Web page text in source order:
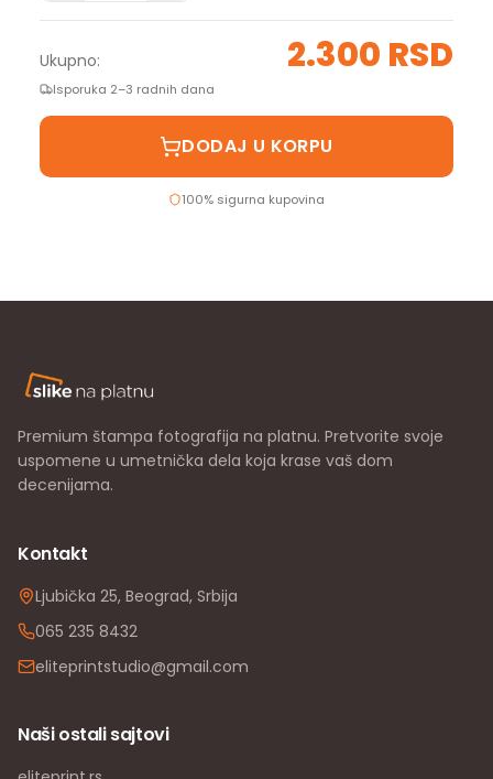
Ukupno: 2.300 RSD
Isporuka 2–3 radnih dana
DODAJ U KORPU
100% sigurna kupovina
Premium štampa fotografija na platnu. Pretvorite svoje
uspomene u umetnička dela koja krase vaš dom
decenijama.
Kontakt
Ljubička 25, Beograd, Srbija
065 235 8432
eliteprintstudio@gmail.com
Naši ostali sajtovi